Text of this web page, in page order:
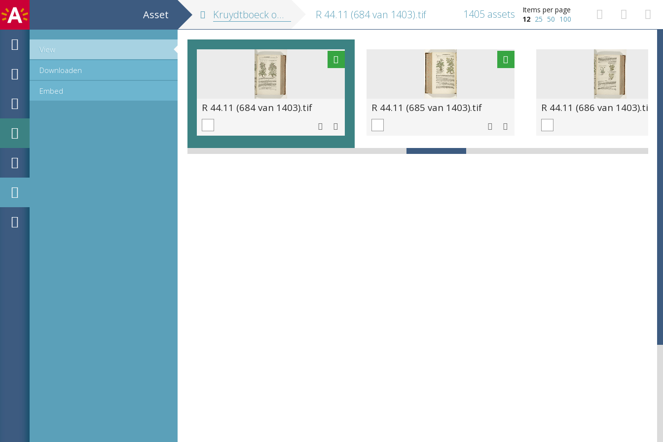
Asset
View
Downloaden
Embed
Kruydtboeck oft Beschrijvinghe van allerleye ghewassen, kruyderen, hesteren, ende gheboomten R 44.11 (684 van 1403).tif
Items per page
12 25 50 100
1405 assets
R 44.11 (684 van 1403).tif R 44.11 (685 van 1403).tif R 44.11 (686 van 1403).tif